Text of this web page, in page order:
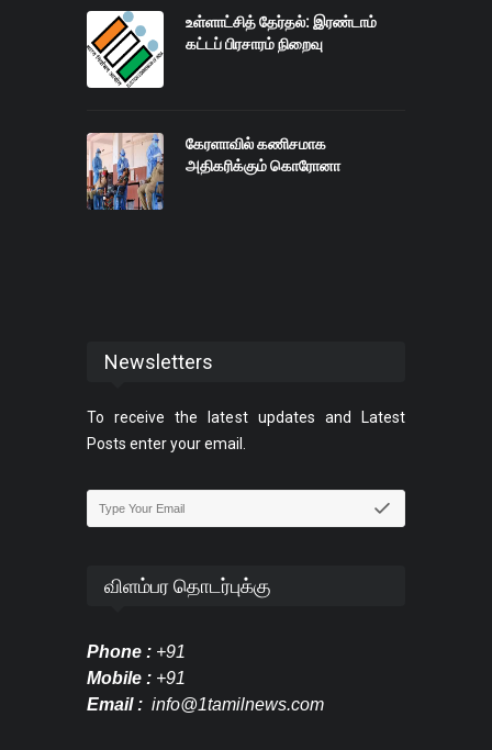
உள்ளாட்சித் தேர்தல்: இரண்டாம்
கட்டப் பிரசாரம் நிறைவு
கேரளாவில் கணிசமாக
அதிகரிக்கும் கொரோனா
Newsletters
To receive the latest updates and Latest
Posts enter your email.
விளம்பர தொடர்புக்கு
Phone : +91
Mobile : +91
Email : info@1tamilnews.com